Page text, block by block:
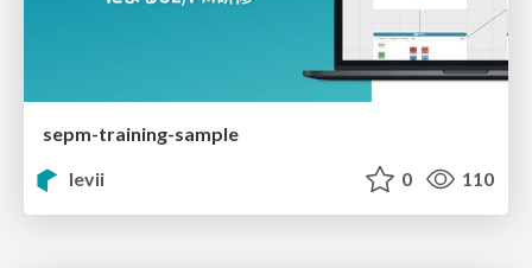
sepm-training-sample
levii
0 110